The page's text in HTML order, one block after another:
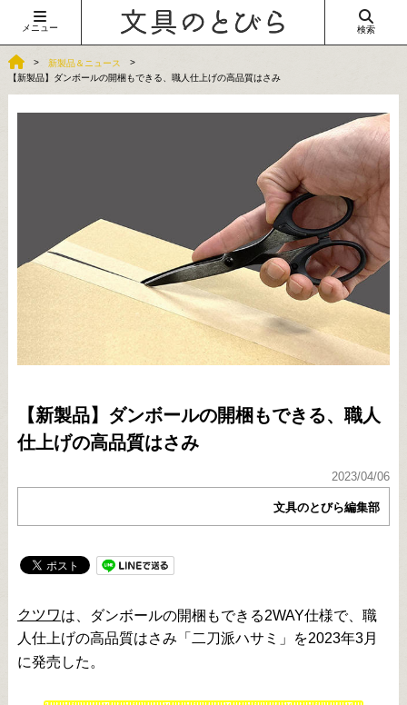
メニュー 検索
新製品＆ニュース
【新製品】ダンボールの開梱もできる、職人仕上げの高品質はさみ
【新製品】ダンボールの開梱もできる、職人
仕上げの高品質はさみ
2023/04/06
文具のとびら編集部
クツワは、ダンボールの開梱もできる2WAY仕様で、職
人仕上げの高品質はさみ「二刀派ハサミ」を2023年3月
に発売した。